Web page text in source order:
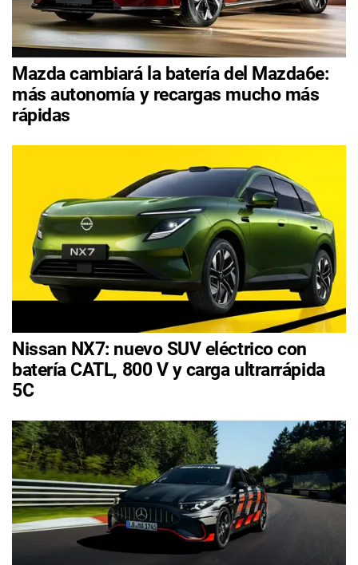
Mazda cambiará la batería del Mazda6e:
más autonomía y recargas mucho más
rápidas
Nissan NX7: nuevo SUV eléctrico con
batería CATL, 800 V y carga ultrarrápida
5C